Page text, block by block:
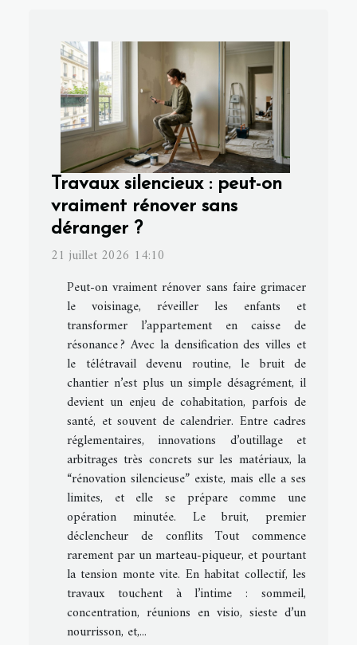
Travaux silencieux : peut-on
vraiment rénover sans
déranger ?
21 juillet 2026 14:10
Peut-on vraiment rénover sans faire grimacer
le voisinage, réveiller les enfants et
transformer l’appartement en caisse de
résonance ? Avec la densification des villes et
le télétravail devenu routine, le bruit de
chantier n’est plus un simple désagrément, il
devient un enjeu de cohabitation, parfois de
santé, et souvent de calendrier. Entre cadres
réglementaires, innovations d’outillage et
arbitrages très concrets sur les matériaux, la
“rénovation silencieuse” existe, mais elle a ses
limites, et elle se prépare comme une
opération minutée. Le bruit, premier
déclencheur de conflits Tout commence
rarement par un marteau-piqueur, et pourtant
la tension monte vite. En habitat collectif, les
travaux touchent à l’intime : sommeil,
concentration, réunions en visio, sieste d’un
nourrisson, et,...